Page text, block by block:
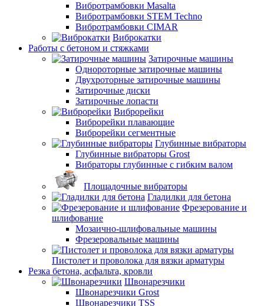
Вибротрамбовки Masalta
Вибротрамбовки STEM Techno
Вибротрамбовки CIMAR
Виброкатки
Работы с бетоном и стяжками
Затирочные машины
Однороторные затирочные машины
Двухроторные затирочные машины
Затирочные диски
Затирочные лопасти
Виброрейки
Виброрейки плавающие
Виброрейки сегментные
Глубинные вибраторы
Глубинные вибраторы Grost
Вибраторы глубинные с гибким валом
Площадочные вибраторы
Гладилки для бетона
Фрезерование и
шлифование
Мозаично-шлифовальные машины
Фрезеровальные машины
Пистолет и проволока для вязки арматуры
Резка бетона, асфальта, кровли
Швонарезчики
Швонарезчики Grost
Швонарезчики TSS